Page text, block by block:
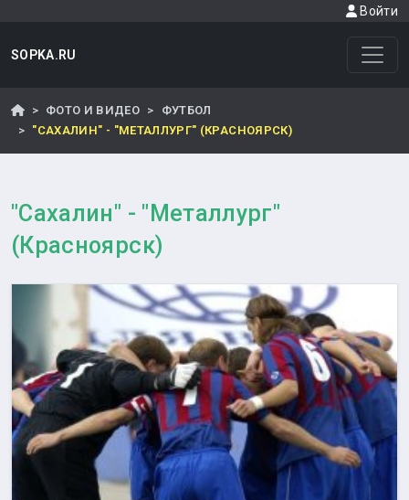
Войти
SOPKA.RU
ФОТО И ВИДЕО
ФУТБОЛ
"САХАЛИН" - "МЕТАЛЛУРГ" (КРАСНОЯРСК)
"Сахалин" - "Металлург"
(Красноярск)